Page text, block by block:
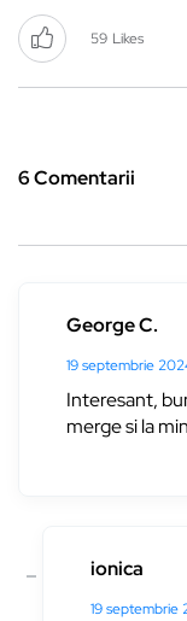
59 Likes
6 Comentarii
George C.
19 septembrie
Interesant,
merge si la
ionica
19 septembrie